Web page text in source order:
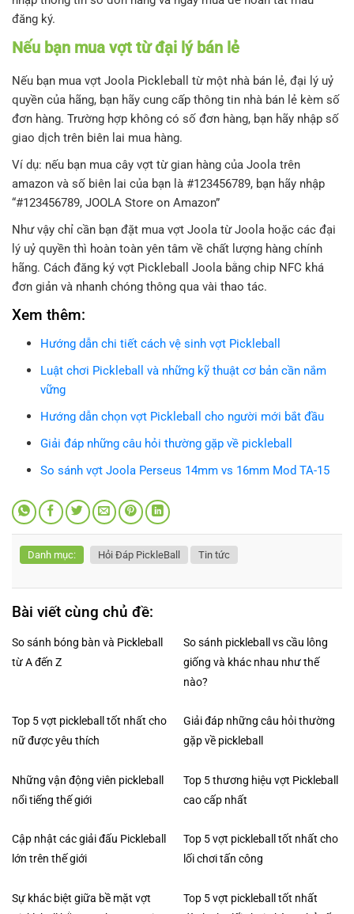
đăng ký.
Nếu bạn mua vợt từ đại lý bán lẻ
Nếu bạn mua vợt Joola Pickleball từ một nhà bán lẻ, đại lý uỷ
quyền của hãng, bạn hãy cung cấp thông tin nhà bán lẻ kèm số
đơn hàng. Trường hợp không có số đơn hàng, bạn hãy nhập số
giao dịch trên biên lai mua hàng.
Ví dụ: nếu bạn mua cây vợt từ gian hàng của Joola trên
amazon và số biên lai của bạn là #123456789, bạn hãy nhập
“#123456789, JOOLA Store on Amazon”
Như vậy chỉ cần bạn đặt mua vợt Joola từ Joola hoặc các đại
lý uỷ quyền thì hoàn toàn yên tâm về chất lượng hàng chính
hãng. Cách đăng ký vợt Pickleball Joola bằng chip NFC khá
đơn giản và nhanh chóng thông qua vài thao tác.
Xem thêm:
Hướng dẫn chi tiết cách vệ sinh vợt Pickleball
Luật chơi Pickleball và những kỹ thuật cơ bản cần nắm
vững
Hướng dẫn chọn vợt Pickleball cho người mới bắt đầu
Giải đáp những câu hỏi thường gặp về pickleball
So sánh vợt Joola Perseus 14mm vs 16mm Mod TA-15
Danh mục: Hỏi Đáp PickleBall Tin tức
Bài viết cùng chủ đề:
So sánh bóng bàn và Pickleball
từ A đến Z
So sánh pickleball vs cầu lông
giống và khác nhau như thế
nào?
Top 5 vợt pickleball tốt nhất cho
nữ được yêu thích
Giải đáp những câu hỏi thường
gặp về pickleball
Những vận động viên pickleball
nổi tiếng thế giới
Top 5 thương hiệu vợt Pickleball
cao cấp nhất
Cập nhật các giải đấu Pickleball
lớn trên thế giới
Top 5 vợt pickleball tốt nhất cho
lối chơi tấn công
Sự khác biệt giữa bề mặt vợt
Top 5 vợt pickleball tốt nhất